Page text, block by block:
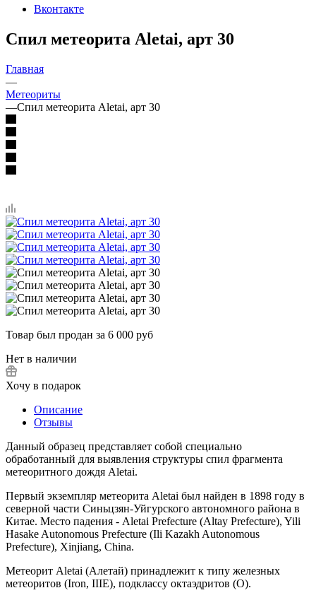
Вконтакте
Спил метеорита Aletai, арт 30
Главная
—
Метеориты
—Спил метеорита Aletai, арт 30
Товар был продан за 6 000 руб
Нет в наличии
Хочу в подарок
Описание
Отзывы
Данный образец представляет собой специально
обработанный для выявления структуры спил фрагмента
метеоритного дождя Aletai.
Первый экземпляр метеорита Aletai был найден в 1898 году в
северной части Синьцзян-Уйгурского автономного района в
Китае. Место падения - Aletai Prefecture (Altay Prefecture), Yili
Hasake Autonomous Prefecture (Ili Kazakh Autonomous
Prefecture), Xinjiang, China.
Метеорит Aletai (Алетай) принадлежит к типу железных
метеоритов (Iron, IIIE), подклассу октаэдритов (O).